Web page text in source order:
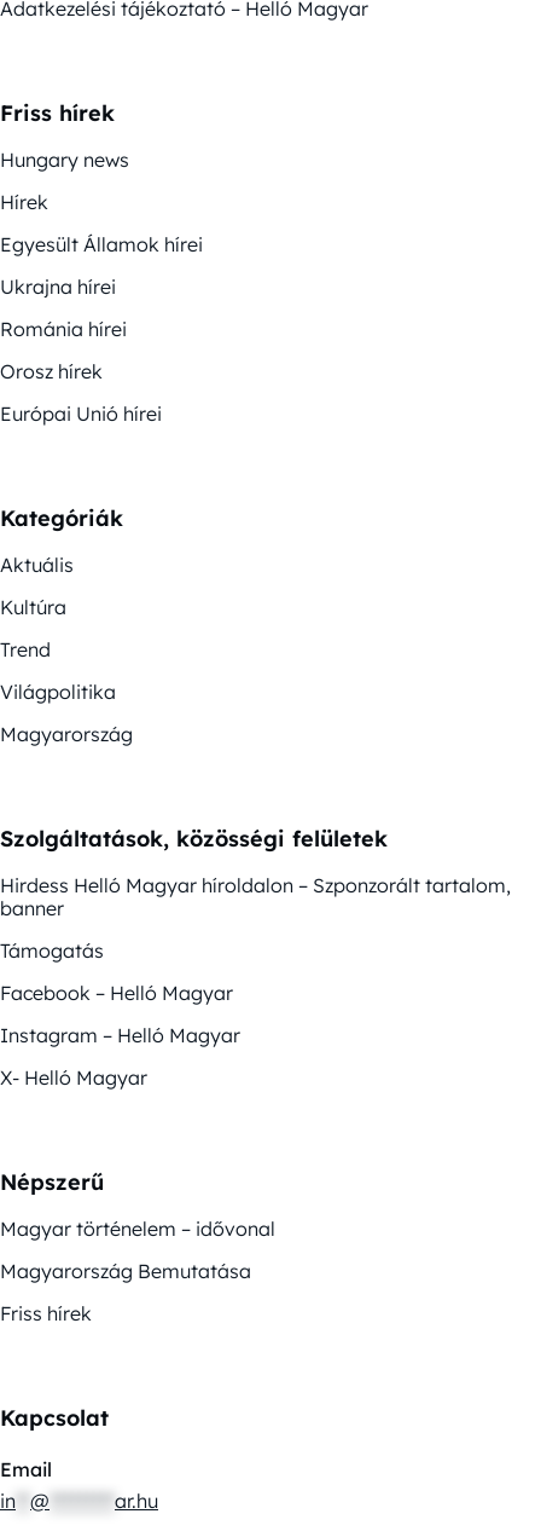
Adatkezelési tájékoztató – Helló Magyar
Friss hírek
Hungary news
Hírek
Egyesült Államok hírei
Ukrajna hírei
Románia hírei
Orosz hírek
Európai Unió hírei
Kategóriák
Aktuális
Kultúra
Trend
Világpolitika
Magyarország
Szolgáltatások, közösségi felületek
Hirdess Helló Magyar híroldalon – Szponzorált tartalom,
banner
Támogatás
Facebook – Helló Magyar
Instagram – Helló Magyar
X- Helló Magyar
Népszerű
Magyar történelem – idővonal
Magyarország Bemutatása
Friss hírek
Kapcsolat
Email
in @ ar.hu